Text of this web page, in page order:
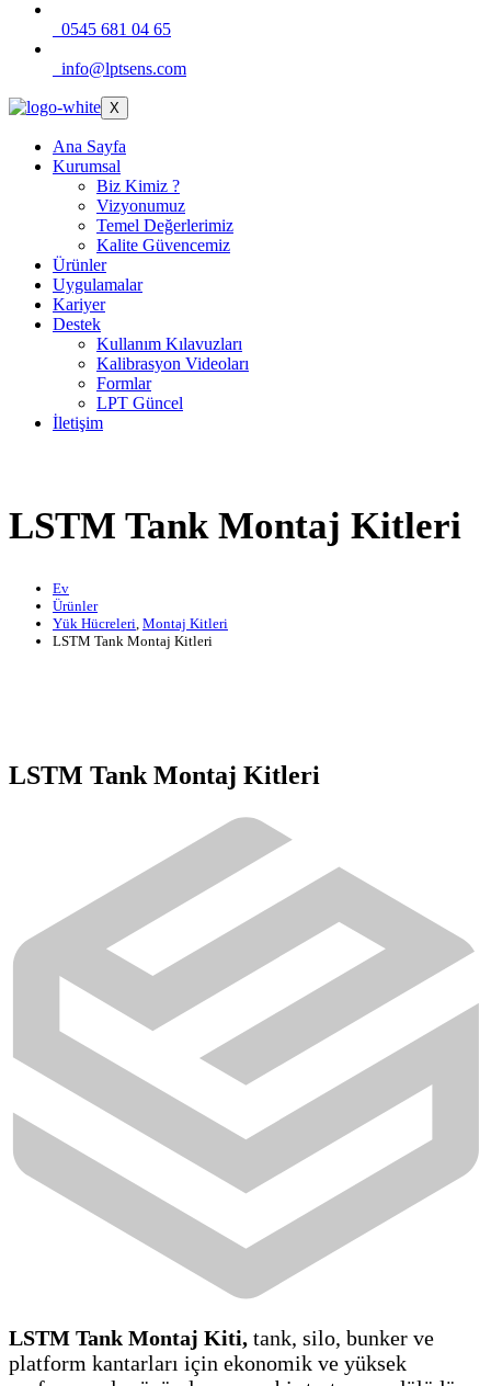
0545 681 04 65
info@lptsens.com
X
Ana Sayfa
Kurumsal
Biz Kimiz ?
Vizyonumuz
Temel Değerlerimiz
Kalite Güvencemiz
Ürünler
Uygulamalar
Kariyer
Destek
Kullanım Kılavuzları
Kalibrasyon Videoları
Formlar
LPT Güncel
İletişim
LSTM Tank Montaj Kitleri
Ev
Ürünler
Yük Hücreleri, Montaj Kitleri
LSTM Tank Montaj Kitleri
LSTM Tank Montaj Kitleri
LSTM Tank Montaj Kiti, tank, silo, bunker ve
platform kantarları için ekonomik ve yüksek